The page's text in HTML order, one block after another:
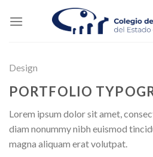
Design
PORTFOLIO
Lorem ipsum dolor sit amet,
diam nonummy nibh euismod
magna aliquam erat volutpat.